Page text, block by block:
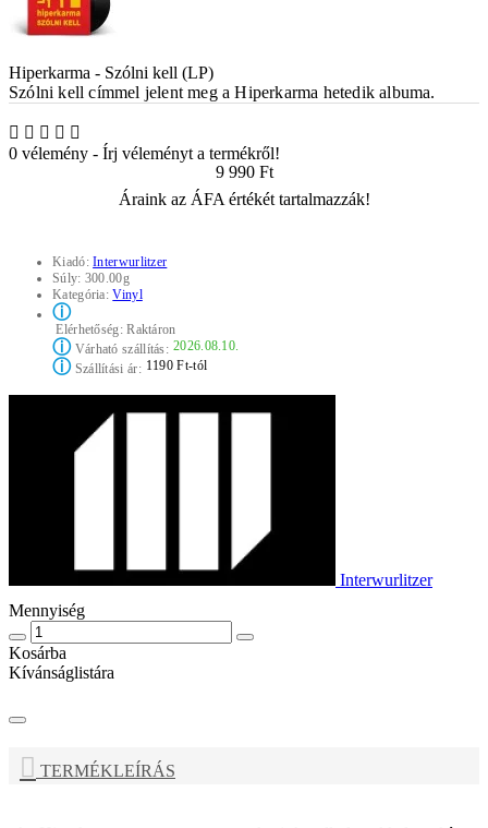
Hiperkarma - Szólni kell (LP)
Szólni kell címmel jelent meg a Hiperkarma hetedik albuma.
0 vélemény - Írj véleményt a termékről!
9 990 Ft
Áraink az ÁFA értékét tartalmazzák!
Kiadó:Interwurlitzer
Súly: 300.00g
Kategória:Vinyl
ⓘ
Elérhetőség:Raktáron
ⓘVárható szállítás: 2026.08.10.
ⓘSzállítási ár: 1190 Ft-tól
Interwurlitzer
Mennyiség
Kosárba
Kívánságlistára
TERMÉKLEÍRÁS